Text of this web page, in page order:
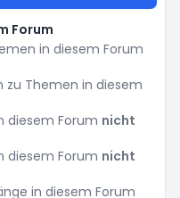
Forum
in diesem Forum
zu Themen in diesem
diesem Forum nicht
diesem Forum nicht
in diesem Forum